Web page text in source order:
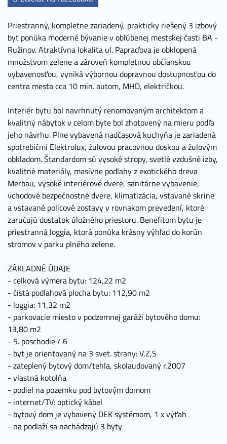
Priestranný, kompletne zariadený, prakticky riešený 3 izbový
byt ponúka moderné bývanie v obľúbenej mestskej časti BA -
Ružinov. Atraktívna lokalita ul. Papraďova je obklopená
množstvom zelene a zároveň kompletnou občianskou
vybavenosťou, vyniká výbornou dopravnou dostupnosťou do
centra mesta cca 10 min. autom, MHD, električkou.
Interiér bytu bol navrhnutý renomovaným architektom a
kvalitný nábytok v celom byte bol zhotovený na mieru podľa
jeho návrhu. Plne vybavená nadčasová kuchyňa je zariadená
spotrebičmi Elektrolux, žulovou pracovnou doskou a žulovým
obkladom. Štandardom sú vysoké stropy, svetlé vzdušné izby,
kvalitné materiály, masívne podlahy z exotického dreva
Merbau, vysoké interiérové dvere, sanitárne vybavenie,
vchodové bezpečnostné dvere, klimatizácia, vstavané skrine
a vstavané policové zostavy v rovnakom prevedení, ktoré
zaručujú dostatok úložného priestoru. Benefitom bytu je
priestranná loggia, ktorá ponúka krásny výhľad do korún
stromov v parku plného zelene.
ZÁKLADNÉ ÚDAJE
- celková výmera bytu: 124,22 m2
- čistá podlahová plocha bytu: 112,90 m2
- loggia: 11,32 m2
- parkovacie miesto v podzemnej garáži bytového domu:
13,80 m2
- 5. poschodie / 6
- byt je orientovaný na 3 svet. strany: V,Z,S
- zateplený bytový dom/tehla, skolaudovaný r.2007
- vlastná kotolňa
- podiel na pozemku pod bytovým domom
- internet/TV: optický kábel
- bytový dom je vybavený DEK systémom, 1 x výťah
- na podlaží sa nachádzajú 3 byty